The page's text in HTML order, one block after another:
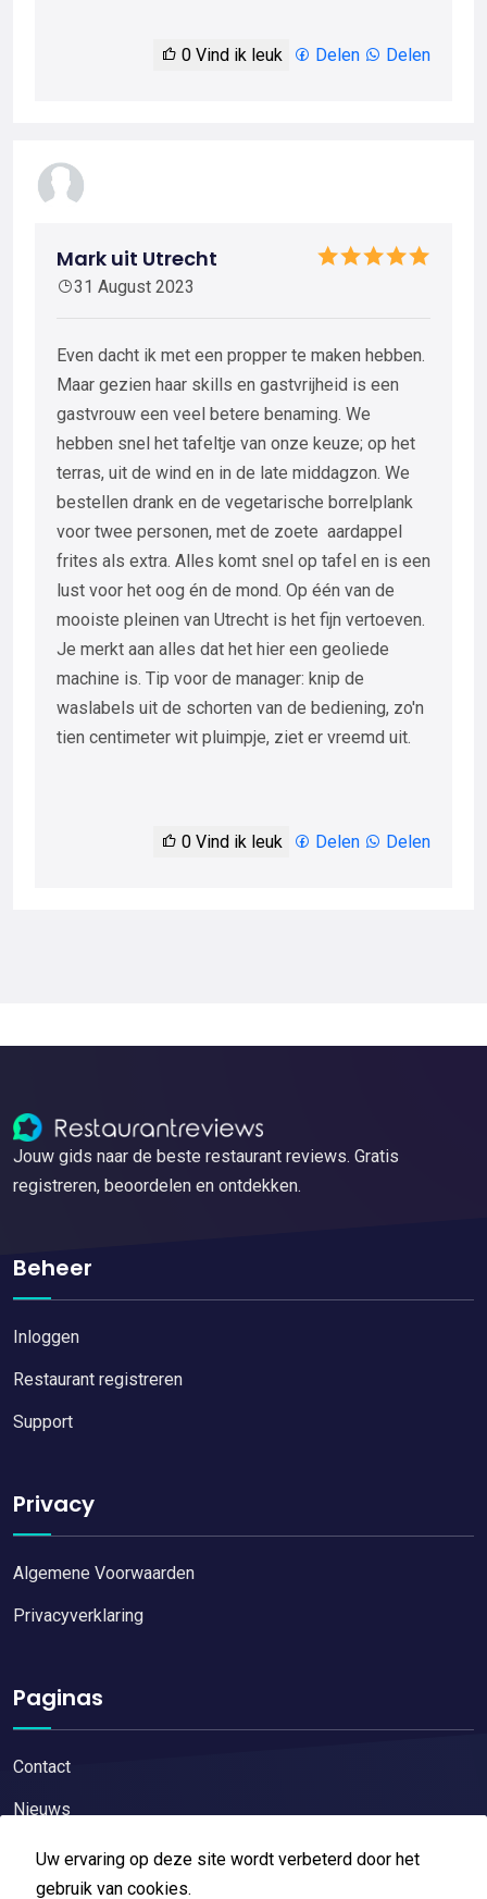
0 Vind ik leuk Delen Delen
Mark uit Utrecht
31 August 2023
Even dacht ik met een propper te maken hebben.
Maar gezien haar skills en gastvrijheid is een
gastvrouw een veel betere benaming. We
hebben snel het tafeltje van onze keuze; op het
terras, uit de wind en in de late middagzon. We
bestellen drank en de vegetarische borrelplank
voor twee personen, met de zoete aardappel
frites als extra. Alles komt snel op tafel en is een
lust voor het oog én de mond. Op één van de
mooiste pleinen van Utrecht is het fijn vertoeven.
Je merkt aan alles dat het hier een geoliede
machine is. Tip voor de manager: knip de
waslabels uit de schorten van de bediening, zo'n
tien centimeter wit pluimpje, ziet er vreemd uit.
0 Vind ik leuk Delen Delen
Uw ervaring op deze site wordt verbeterd door het
gebruik van cookies.
Jouw gids naar de beste restaurant reviews. Gratis
registreren, beoordelen en ontdekken.
Beheer
Inloggen
Restaurant registreren
Support
Privacy
Algemene Voorwaarden
Privacyverklaring
Paginas
Contact
Nieuws